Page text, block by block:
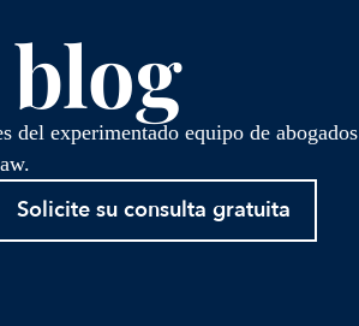
del experimentado equipo de abogados
Solicite su consulta gratuita